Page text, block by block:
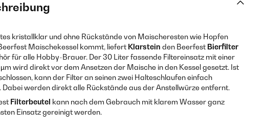
kristallklar und ohne Rückstände von Maischeresten wie Hopfen
Maischekessel kommt, liefert Klarstein den Beerfest Bierfilter
für alle Hobby-Brauer. Der 30 Liter fassende Filtereinsatz mit einer
wird direkt vor dem Ansetzen der Maische in den Kessel gesetzt. Ist
kann der Filter an seinen zwei Halteschlaufen einfach
werden direkt alle Rückstände aus der Anstellwürze entfernt.
Filterbeutel kann nach dem Gebrauch mit klarem Wasser ganz
Einsatz gereinigt werden.